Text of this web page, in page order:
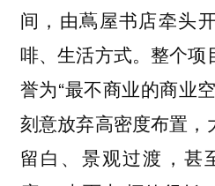
间，由蔦屋书店牵头
啡、生活方式。整个项
誉为“最不商业的商业
刻意放弃高密度布置，
留白、景观过渡，甚